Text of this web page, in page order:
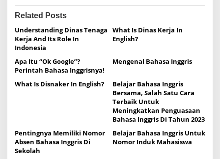
n
a
v
i
g
a
t
n
Related Posts
Understanding Dinas Tenaga
Kerja And Its Role In
Indonesia
What Is Dinas Kerja In
English?
Apa Itu “Ok Google”?
Perintah Bahasa Inggrisnya!
Mengenal Bahasa Inggris
What Is Disnaker In English?
Belajar Bahasa Inggris
Bersama, Salah Satu Cara
Terbaik Untuk
Meningkatkan Penguasaan
Bahasa Inggris Di Tahun 2023
Pentingnya Memiliki Nomor
Absen Bahasa Inggris Di
Sekolah
Belajar Bahasa Inggris Untuk
Nomor Induk Mahasiswa